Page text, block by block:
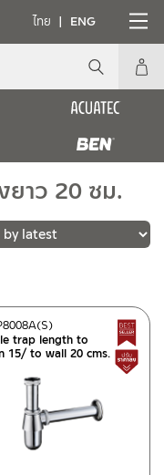
ไทย ENG
ยาว 20 ซม.
(4)
sale
trap length to
15/ to wall 20 cms.